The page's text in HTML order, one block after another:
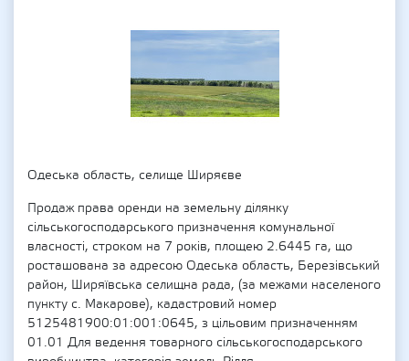
Одеська область, селище Ширяєве
Продаж права оренди на земельну ділянку
сільськогосподарського призначення комунальної
власності, строком на 7 років, площею 2.6445 га, що
росташована за адресою Одеська область, Березівський
район, Ширяївська селищна рада, (за межами населеного
пункту с. Макарове), кадастровий номер
5125481900:01:001:0645, з цільовим призначенням
01.01 Для ведення товарного сільськогосподарського